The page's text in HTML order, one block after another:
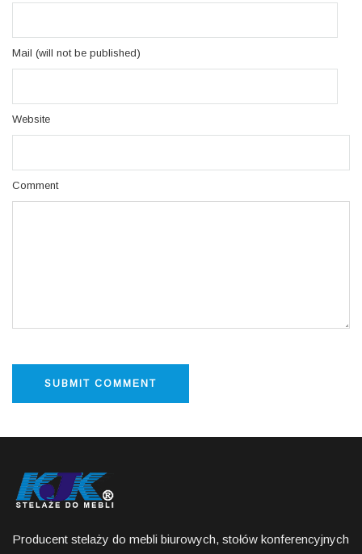
Mail (will not be published)
Website
Comment
Producent stelaży do mebli biurowych, stołów konferencyjnych